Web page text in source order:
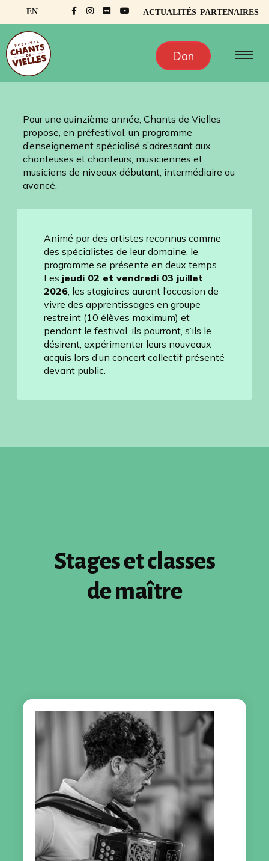
ACTUALITÉS PARTENAIRES
EN
Don
Pour une quinzième année, Chants de Vielles
propose, en préfestival, un programme
d’enseignement spécialisé s’adressant aux
chanteuses et chanteurs, musiciennes et
musiciens de niveaux débutant, intermédiaire ou
avancé.
Animé par des artistes reconnus comme
des spécialistes de leur domaine, le
programme se présente en deux temps.
Les jeudi 02 et vendredi 03 juillet
2026 , les stagiaires auront l’occasion de
vivre des apprentissages en groupe
restreint (10 élèves maximum) et
pendant le festival, ils pourront, s’ils le
désirent, expérimenter leurs nouveaux
acquis lors d’un concert collectif présenté
devant public.
Stages et classes
de maître